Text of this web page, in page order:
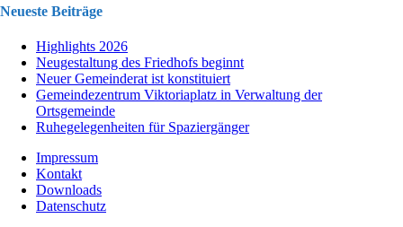
Neueste Beiträge
Highlights 2026
Neugestaltung des Friedhofs beginnt
Neuer Gemeinderat ist konstituiert
Gemeindezentrum Viktoriaplatz in Verwaltung der
Ortsgemeinde
Ruhegelegenheiten für Spaziergänger
Impressum
Kontakt
Downloads
Datenschutz